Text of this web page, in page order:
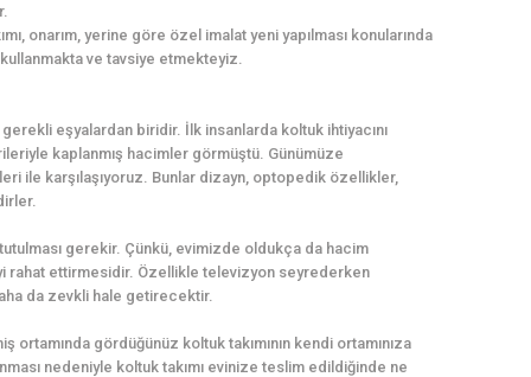
onarım, yerine göre özel imalat yeni yapılması konularında
ve tavsiye etmekteyiz.
eşyalardan biridir. İlk insanlarda koltuk ihtiyacını
kaplanmış hacimler görmüştü. Günümüze
ile karşılaşıyoruz. Bunlar dizayn, optopedik özellikler,
gerekir. Çünkü, evimizde oldukça da hacim
rahat ettirmesidir. Özellikle televizyon seyrederken
da zevkli hale getirecektir.
gördüğünüz koltuk takımının kendi ortamınıza
nedeniyle koltuk takımı evinize teslim edildiğinde ne